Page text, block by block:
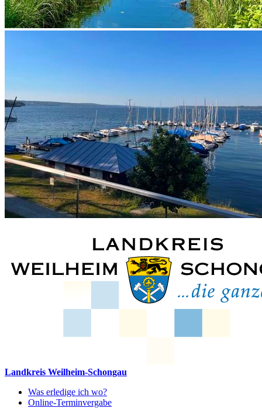
Landkreis Weilheim-Schongau
Was erledige ich wo?
Online-Terminvergabe